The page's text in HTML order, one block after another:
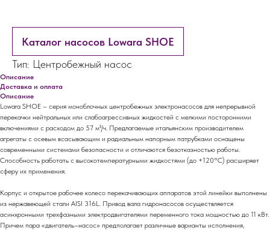
Каталог насосов Lowara SHOE
Тип: Центробежный насос
Описание
Доставка и оплата
Описание
Lowara SHOE – серия моноблочных центробежных электронасосов для непрерывной
перекачки нейтральных или слабоагрессивных жидкостей с мелкими посторонними
включениями с расходом до 57 м³/ч. Предлагаемые итальянским производителем
агрегаты с осевым всасывающим и радиальным напорным патрубками оснащены
современными системами безопасности и отличаются безотказностью работы.
Способность работать с высокотемпературными жидкостями (до +120°С) расширяет
сферу их применения.
Корпус и открытое рабочее колесо перекачивающих аппаратов этой линейки выполнены
из нержавеющей стали AISI 316L. Привод вала гидронасосов осуществляется
асинхронными трехфазными электродвигателями переменного тока мощностью до 11 кВт.
Причем пара «двигатель–насос» предполагает различные варианты исполнения,